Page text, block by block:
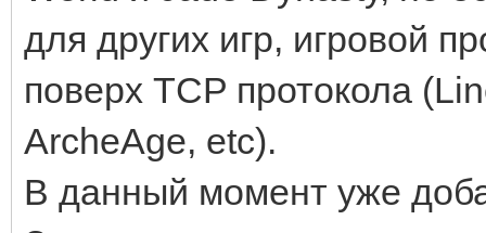
для других игр, игровой
поверх TCP протокола
ArcheAge, etc).
В данный момент уже